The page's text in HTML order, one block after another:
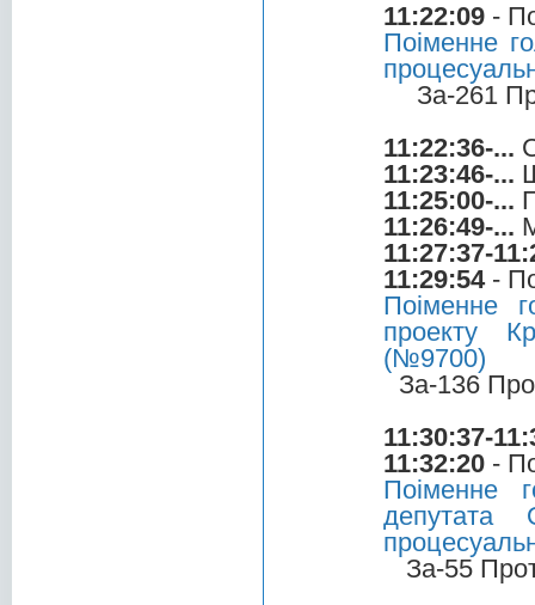
11:22:09 -
Поіменне
За-261
11:22:36-...
11:23:46-...
11:25:00-...
11:26:49-...
11:27:37-
11:29:54-
Поіменне
проекту
(№9700)
За-136
11:30:37-
11:32:20 -
Поіменне
депутата
За-55